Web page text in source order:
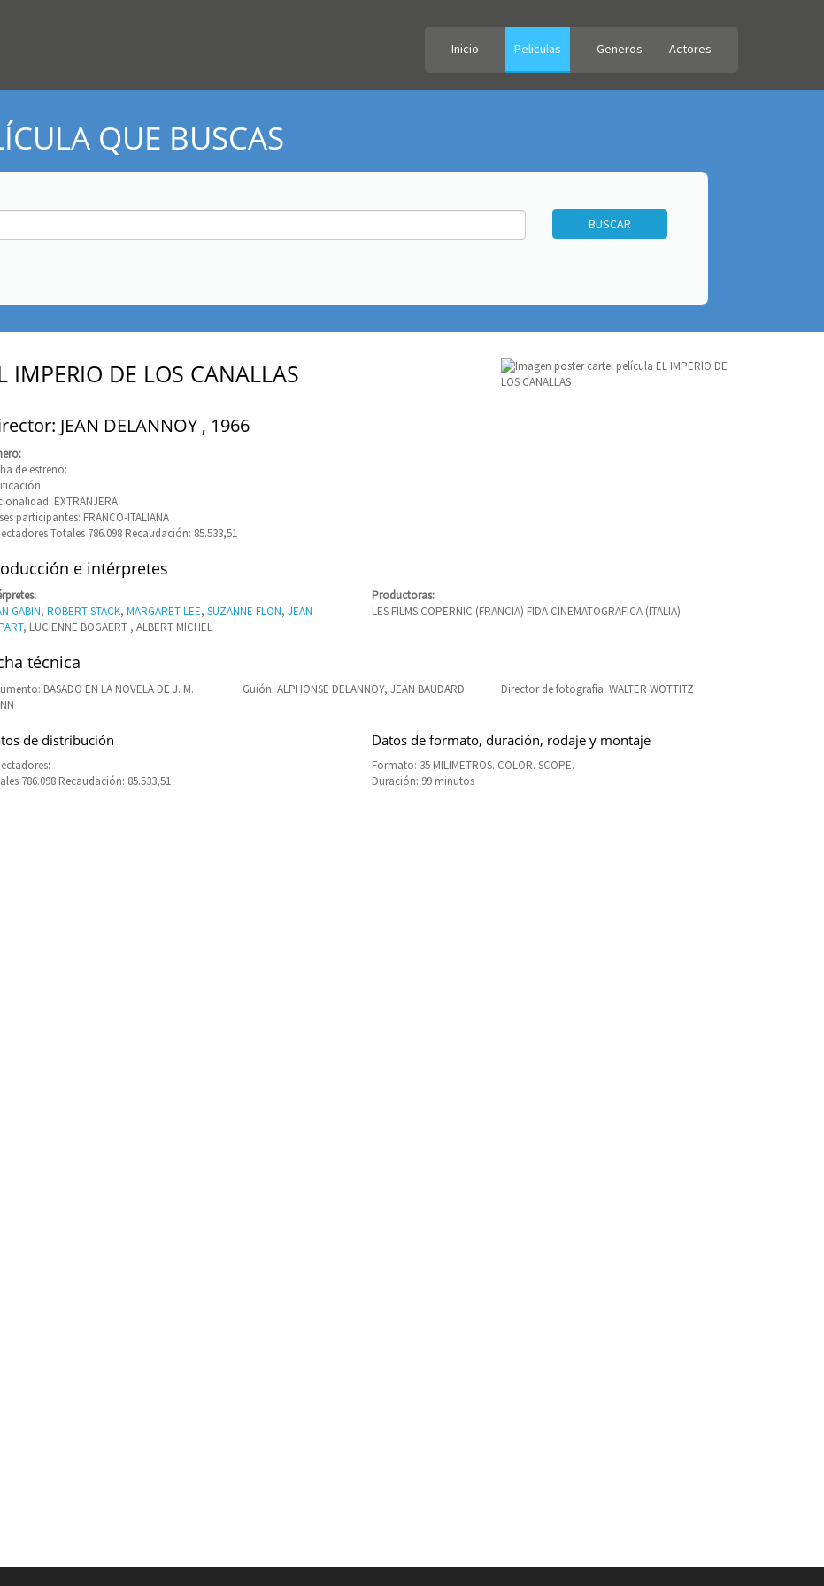
Inicio Peliculas Generos Actores
QUE BUSCAS
IMPERIO DE LOS CANALLAS
JEAN DELANNOY , 1966
de estreno:
EXTRANJERA
participantes: FRANCO-ITALIANA
Totales 786.098 Recaudación: 85.533,51
e intérpretes
GABIN, ROBERT STACK, MARGARET LEE, SUZANNE FLON, JEAN
, LUCIENNE BOGAERT , ALBERT MICHEL
Productoras:
LES FILMS COPERNIC (FRANCIA) FIDA CINEMATOGRAFICA (ITALIA)
técnica
BASADO EN LA NOVELA DE J. M.
Guión: ALPHONSE DELANNOY, JEAN BAUDARD Director de fotografía: WALTER WOTTITZ
de distribución
786.098 Recaudación: 85.533,51
Datos de formato, duración, rodaje y montaje
Formato: 35 MILIMETROS. COLOR. SCOPE.
Duración: 99 minutos